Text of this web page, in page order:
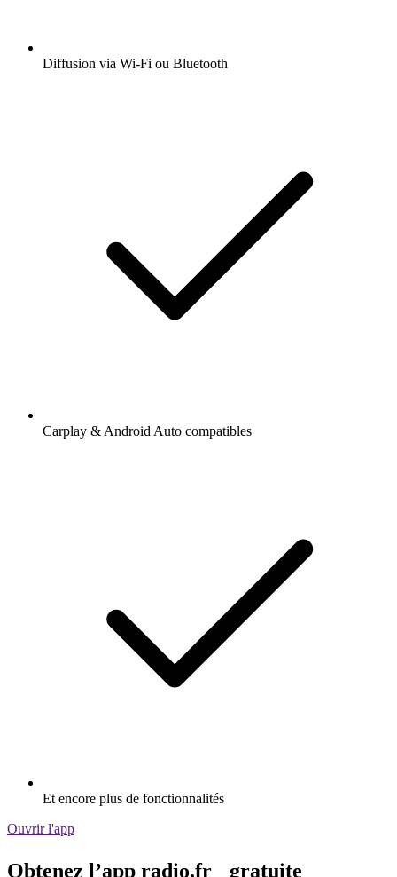
Diffusion via Wi-Fi ou Bluetooth
Carplay & Android Auto compatibles
Et encore plus de fonctionnalités
Ouvrir l'app
Obtenez l’app radio.fr gratuite